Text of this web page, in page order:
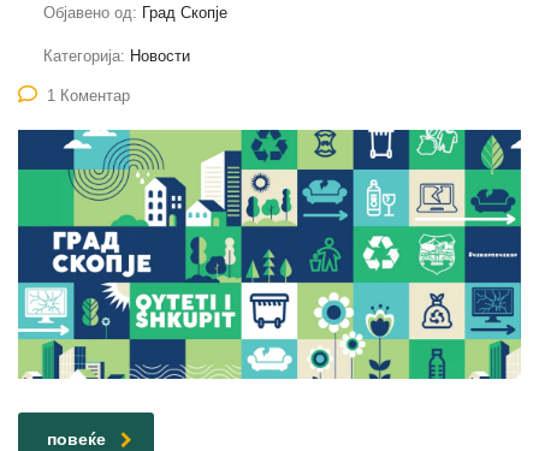
Објавено од: Град Скопје
Категорија: Новости
1 Коментар
повеќе